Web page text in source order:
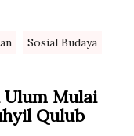
Sosial Budaya
Ulum Mulai
Qulub